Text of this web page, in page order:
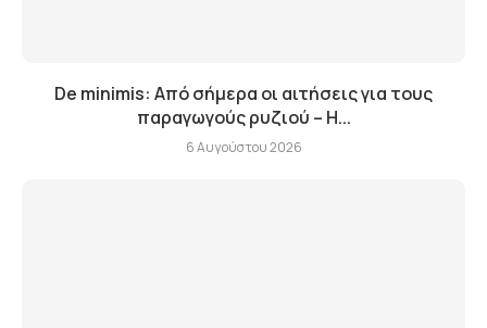
De minimis: Από σήμερα οι αιτήσεις για τους
παραγωγούς ρυζιού – Η...
6 Αυγούστου 2026